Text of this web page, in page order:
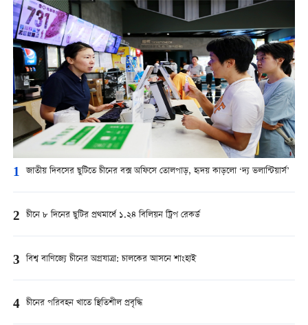
1 জাতীয় দিবসের ছুটিতে চীনের বক্স অফিসে তোলপাড়, হৃদয় কাড়লো ‘দ্য ভলান্টিয়ার্স’
2 চীনে ৮ দিনের ছুটির প্রথমার্ধে ১.২৪ বিলিয়ন ট্রিপ রেকর্ড
3 বিশ্ব বাণিজ্যে চীনের অগ্রযাত্রা: চালকের আসনে শাংহাই
4 চীনের পরিবহন খাতে স্থিতিশীল প্রবৃদ্ধি